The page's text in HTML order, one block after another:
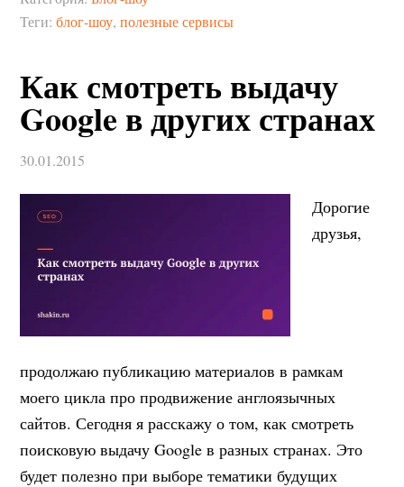
Теги:блог-шоу,полезные сервисы
Как смотреть выдачу
Google в других странах
30.01.2015
Дорогие
друзья,
продолжаю публикацию материалов в рамкам
моего цикла про продвижение англоязычных
сайтов. Сегодня я расскажу о том, как смотреть
поисковую выдачу Google в разных странах. Это
будет полезно при выборе тематики будущих